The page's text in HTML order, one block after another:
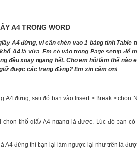
A4 TRONG WORD
A4 đứng, vì cần chèn vào 1 bảng tính Table
A4 là vừa. Em có vào trong Page setup để
đều xoay ngang hết. Cho em hỏi làm thế nào
được các trang đứng? Em xin cảm ơn!
A4 đứng, sau đó bạn vào Insert > Break > chọn
chọn khổ giấy A4 ngang là được. Lúc đó bạn có
A4 đứng thì bạn lại làm ngược lại như trên là